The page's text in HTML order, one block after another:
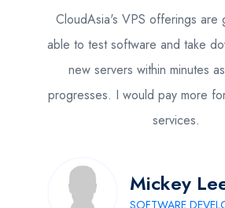
CloudAsia's VPS offerings are
able to test software and take
new servers within minutes
progresses. I would pay more
services.
Mickey